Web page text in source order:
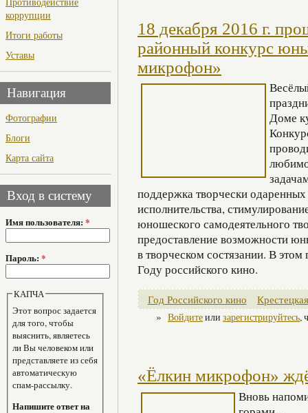
коррупции
Итоги работы
Уставы
Навигация
Фотографии
Блоги
Карта сайта
Вход в систему
Имя пользователя: *
Пароль: *
КАПЧА
Этот вопрос задается
для того, чтобы
выяснить, являетесь
ли Вы человеком или
представляете из себя
автоматическую
спам-рассылку.
Напишите ответ на
18 декабря 2016 г.
районный конкурс
микрофон»
Доме
поддержка творчески
исполнительства,
юношеского самодеятельного
предоставление возможности
в творческом состязании. В
Году российского кино.
Год Российского кино
» Войдитеили зарегистрируйтесь,
«Ёлкин микрофон»
Вновь